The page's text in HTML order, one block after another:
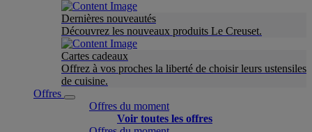
Dernières nouveautés
Découvrez les nouveaux produits Le Creuset.
Cartes cadeaux
Offrez à vos proches la liberté de choisir leurs ustensiles
de cuisine.
Offres
Offres du moment
Voir toutes les offres